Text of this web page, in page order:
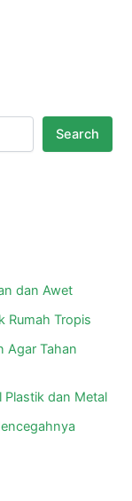
Search
dan Awet
Rumah Tropis
Agar Tahan
Plastik dan Metal